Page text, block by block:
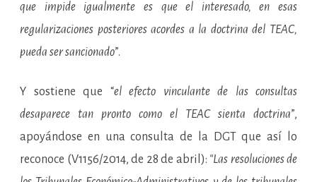
que impide igualmente es que el interesado, en esas
regularizaciones posteriores acordes a la doctrina del TEAC,
pueda ser sancionado”.
Y sostiene que “el efecto vinculante de las consultas
desaparece tan pronto como el TEAC sienta doctrina”,
apoyándose en una consulta de la DGT que así lo
reconoce (V1156/2014, de 28 de abril): “Las resoluciones de